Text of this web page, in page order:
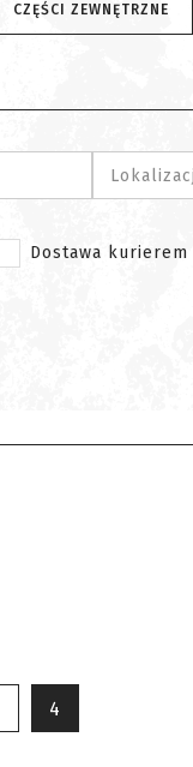
CZĘŚCI ZEWNĘTRZNE
Dostawa kurierem
4